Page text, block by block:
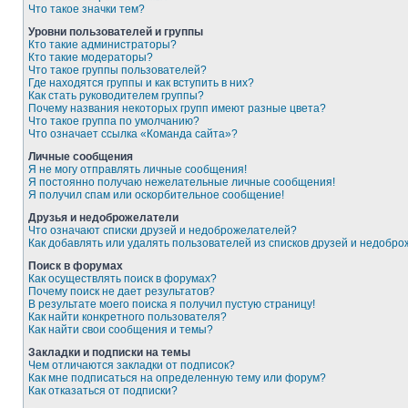
Что такое значки тем?
Уровни пользователей и группы
Кто такие администраторы?
Кто такие модераторы?
Что такое группы пользователей?
Где находятся группы и как вступить в них?
Как стать руководителем группы?
Почему названия некоторых групп имеют разные цвета?
Что такое группа по умолчанию?
Что означает ссылка «Команда сайта»?
Личные сообщения
Я не могу отправлять личные сообщения!
Я постоянно получаю нежелательные личные сообщения!
Я получил спам или оскорбительное сообщение!
Друзья и недоброжелатели
Что означают списки друзей и недоброжелателей?
Как добавлять или удалять пользователей из списков друзей и
Поиск в форумах
Как осуществлять поиск в форумах?
Почему поиск не дает результатов?
В результате моего поиска я получил пустую страницу!
Как найти конкретного пользователя?
Как найти свои сообщения и темы?
Закладки и подписки на темы
Чем отличаются закладки от подписок?
Как мне подписаться на определенную тему или форум?
Как отказаться от подписки?